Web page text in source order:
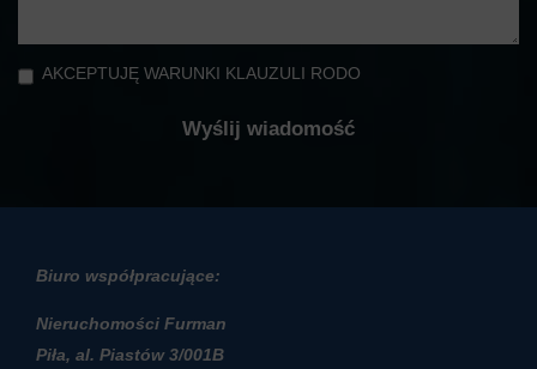
AKCEPTUJĘ WARUNKI KLAUZULI RODO
Biuro współpracujące:
Nieruchomości Furman
Piła, al. Piastów 3/001B